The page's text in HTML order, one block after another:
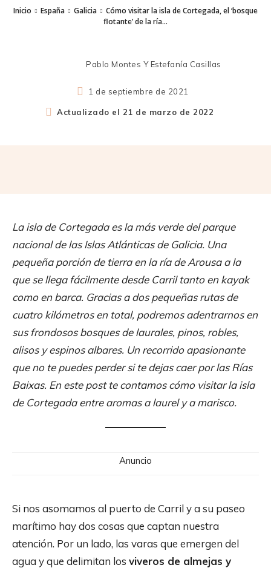
Inicio España Galicia
Cómo visitar la isla de Cortegada, el ‘bosque
flotante’ de la ría...
Pablo Montes Y Estefanía Casillas
1 de septiembre de 2021
Actualizado el 21 de marzo de 2022
La isla de Cortegada es la más verde del parque
nacional de las Islas Atlánticas de Galicia. Una
pequeña porción de tierra en la ría de Arousa a la
que se llega fácilmente desde Carril tanto en kayak
como en barca. Gracias a dos pequeñas rutas de
cuatro kilómetros en total, podremos adentrarnos en
sus frondosos bosques de laurales, pinos, robles,
alisos y espinos albares. Un recorrido apasionante
que no te puedes perder si te dejas caer por las Rías
Baixas. En este post te contamos cómo visitar la isla
de Cortegada entre aromas a laurel y a marisco.
Anuncio
Si nos asomamos al puerto de Carril y a su paseo
marítimo hay dos cosas que captan nuestra
atención. Por un lado, las varas que emergen del
agua y que delimitan los viveros de almejas y